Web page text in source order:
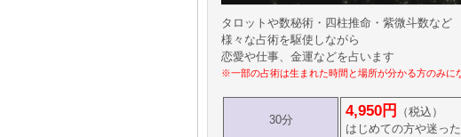
タロットや数秘術・四柱推命・紫微斗数など
様々な占術を駆使しながら
恋愛や仕事、金運などを占います
※一部の占術は生まれた時間と場所が分かる方のみに
30分
4,950円
（税込）
はじめての方や迷っ